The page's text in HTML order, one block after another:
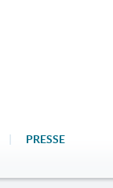
PRESSE